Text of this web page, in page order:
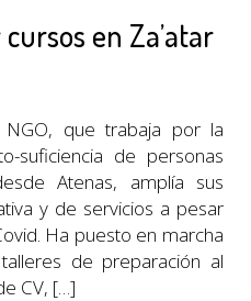
en Za’atar
NGO, que trabaja por la
suficiencia de personas
Atenas, amplía sus
y de servicios a pesar
Ha puesto en marcha
de preparación al
CV, […]